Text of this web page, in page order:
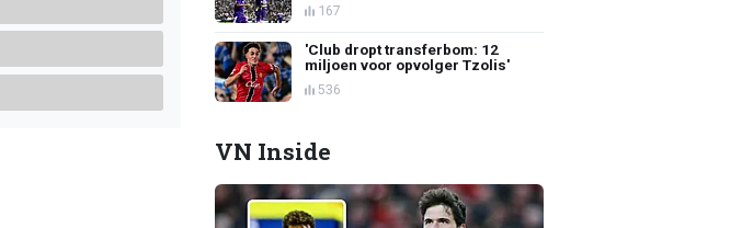
167
'Club dropt transferbom: 12
miljoen voor opvolger Tzolis'
536
VN Inside